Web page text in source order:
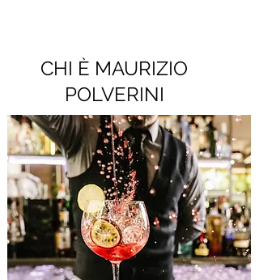
CHI È MAURIZIO
POLVERINI